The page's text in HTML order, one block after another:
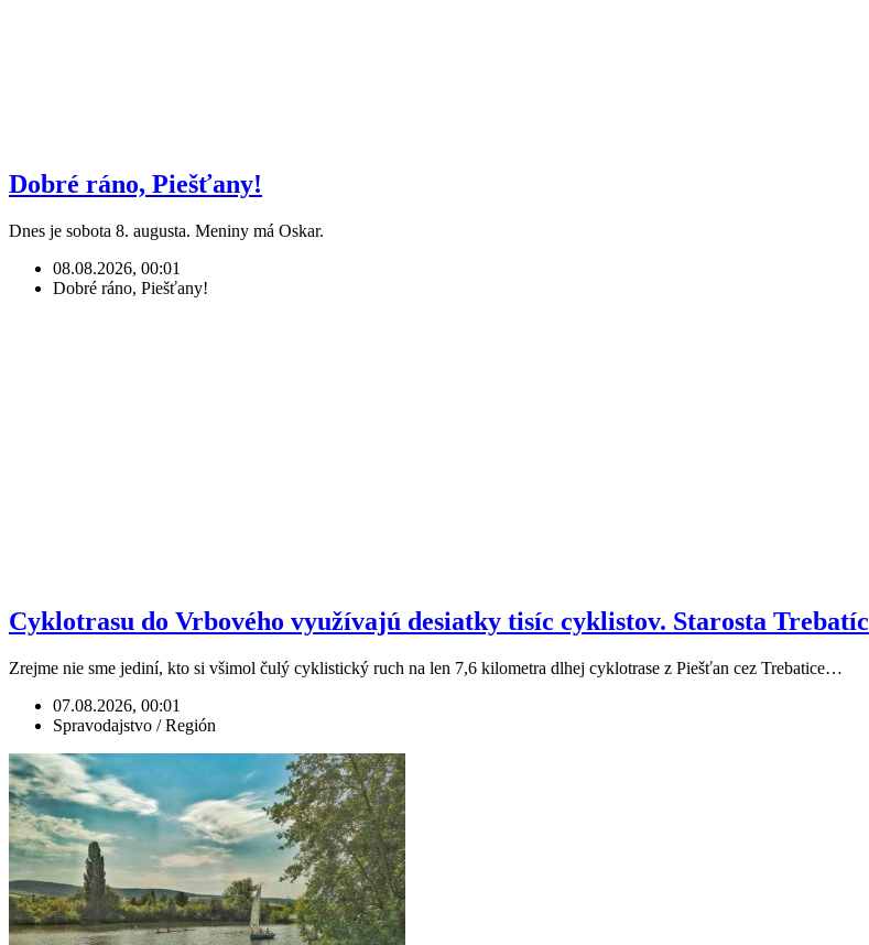
Dobré ráno, Piešťany!
Dnes je sobota 8. augusta. Meniny má Oskar.
08.08.2026, 00:01
Dobré ráno, Piešťany!
Cyklotrasu do Vrbového využívajú desiatky tisíc cyklistov. Starosta
Zrejme nie sme jediní, kto si všimol čulý cyklistický ruch na len 7,6 kilometra dlhej cyklotrase z Piešťan cez Trebatice…
07.08.2026, 00:01
Spravodajstvo / Región